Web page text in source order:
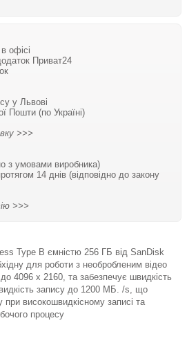
офісі
Приват24
у Львові
Пошти (по Україні)
>>>
з умовами виробника)
14 днів (відповідно до закону
>>>
Type B ємністю 256 ГБ від SanDisk
для роботи з необробленим відео
4096 x 2160, та забезпечує швидкість
запису до 1200 МБ. /s, що
при високошвидкісному записі та
процесу